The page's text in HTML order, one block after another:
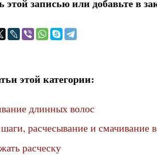
этой записью или добавьте в
этой категории:
длинных волос
расчесывание и смачивание
расческу